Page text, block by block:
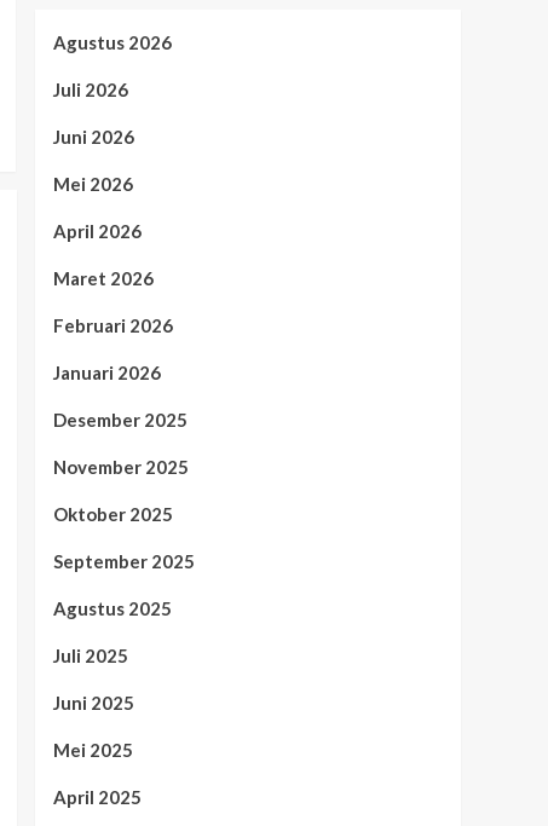
Agustus 2026
Juli 2026
Juni 2026
Mei 2026
April 2026
Maret 2026
Februari 2026
Januari 2026
Desember 2025
November 2025
Oktober 2025
September 2025
Agustus 2025
Juli 2025
Juni 2025
Mei 2025
April 2025